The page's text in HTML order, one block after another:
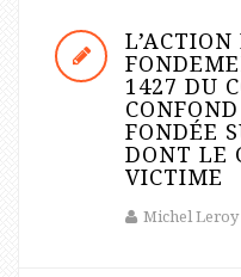
L’ACTION
1427 DU
FONDÉE
DONT LE
VICTIME
Michel Leroy